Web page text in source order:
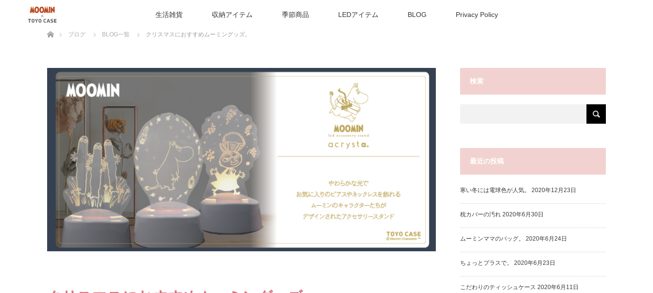
生活雑貨 収納アイテム 季節商品 LEDアイテム BLOG Privacy Policy
ホーム
ブログ
BLOG一覧 クリスマスにおすすめムーミングッズ。
検索
最近の投稿
寒い冬には電球色が人気。 2020年12月23日
枕カバーの汚れ 2020年6月30日
ムーミンママのバッグ。 2020年6月24日
ちょっとプラスで。 2020年6月23日
こだわりのティッシュケース 2020年6月11日